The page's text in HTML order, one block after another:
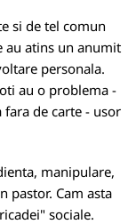
si de tel comun
au atins un anumit
personala.
au o problema -
de carte - usor
manipulare,
pastor. Cam asta
sociale.